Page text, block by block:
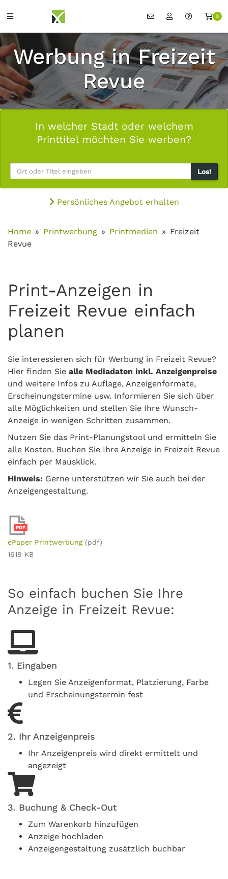
0
Werbung in Freizeit
Revue
In welcher Stadt oder welchem
Printtitel möchten Sie werben?
Los!
Persönliches Angebot erhalten
Home Printwerbung Printmedien
Freizeit
Revue
Print-Anzeigen in
Freizeit Revue einfach
planen
Sie interessieren sich für Werbung in Freizeit Revue?
Hier finden Sie alle Mediadaten inkl. Anzeigenpreise
und weitere Infos zu Auflage, Anzeigenformate,
Erscheinungstermine usw. Informieren Sie sich über
alle Möglichkeiten und stellen Sie Ihre Wunsch-
Anzeige in wenigen Schritten zusammen.
Nutzen Sie das Print-Planungstool und ermitteln Sie
alle Kosten. Buchen Sie Ihre Anzeige in Freizeit Revue
einfach per Mausklick.
Hinweis: Gerne unterstützen wir Sie auch bei der
Anzeigengestaltung.
PDF
ePaper Printwerbung (pdf)
1619 KB
So einfach buchen Sie Ihre
Anzeige in Freizeit Revue:
1. Eingaben
Legen Sie Anzeigenformat, Platzierung, Farbe
und Erscheinungstermin fest
2. Ihr Anzeigenpreis
Ihr Anzeigenpreis wird direkt ermittelt und
angezeigt
3. Buchung & Check-Out
Zum Warenkorb hinzufügen
Anzeige hochladen
Anzeigengestaltung zusätzlich buchbar